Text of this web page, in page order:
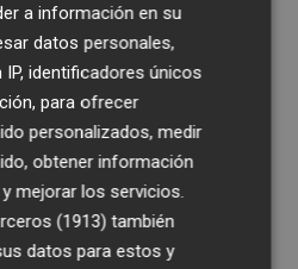
que, en el minuto 53,
asistencia de la
que firmaba el
raso, pegado a la
a Musso.
hora de partido,
de ayer inauguraba
a información en su
datos personales,
identificadores únicos
para ofrecer
personalizados, medir
obtener información
mejorar los servicios.
(1913) también
datos para estos y